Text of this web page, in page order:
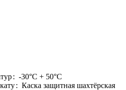
: -30°C + 50°C
: Каска защитная шахтёрская